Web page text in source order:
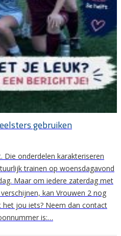
gebruiken
Die onderdelen karakteriseren
trainen op woensdagavond
Maar om iedere zaterdag met
kan Vrouwen 2 nog
jou iets? Neem dan contact
is:…